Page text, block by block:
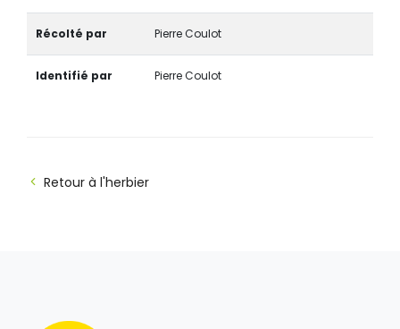
Récolté par Pierre Coulot
Identifié par Pierre Coulot
Retour à l'herbier